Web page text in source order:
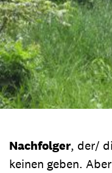
Nachfolger, der/
keinen geben.